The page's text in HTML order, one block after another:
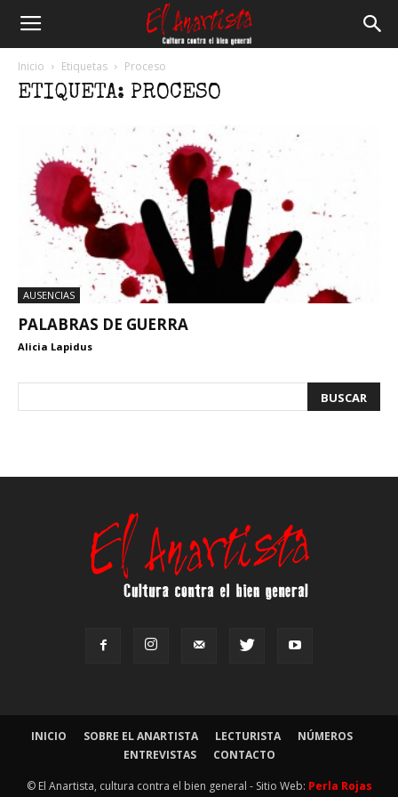
Inicio Etiquetas Proceso
ETIQUETA: PROCESO
AUSENCIAS
PALABRAS DE GUERRA
Alicia Lapidus
INICIO SOBRE EL ANARTISTA LECTURISTA
NÚMEROS
ENTREVISTAS
CONTACTO
© El Anartista, cultura contra el bien general - Sitio Web: Perla Rojas